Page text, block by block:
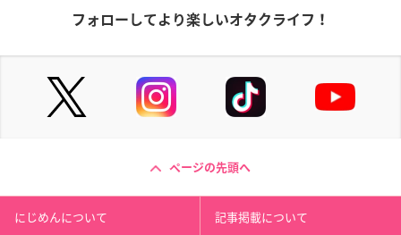
フォローしてより楽しいオタクライフ！
ページの先頭へ
にじめんについて 記事掲載について